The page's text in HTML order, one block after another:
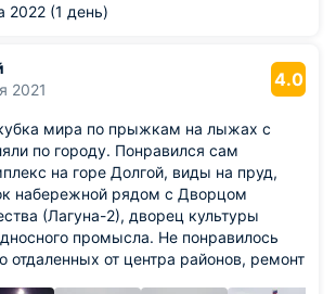
2022 (1 день)
2021
4.0
мира по прыжкам на лыжах с
по городу. Понравился сам
на горе Долгой, виды на пруд,
набережной рядом с Дворцом
(Лагуна-2), дворец культуры
промысла. Не понравилось
отдаленных от центра районов, ремонт